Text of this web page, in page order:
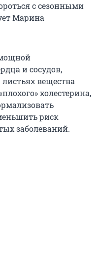
с сезонными
Марина
и сосудов,
вещества
холестерина,
риск
заболеваний.